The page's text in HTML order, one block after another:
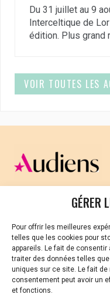
GÉRER
Pour offrir les meilleures
telles que les cookies pour
appareils. Le fait de
traiter des données telles
uniques sur ce site. Le fait
consentement peut avoir un
et fonctions.
Du 31 juillet au 9
Interceltique de
édition. Plus grand
VOIR TOUTES LES
CELLULE D’ÉCOUTE ET
Vous avez été témoin
vous êtes référent·es
ou d’informations ?
01 87 20 30 90